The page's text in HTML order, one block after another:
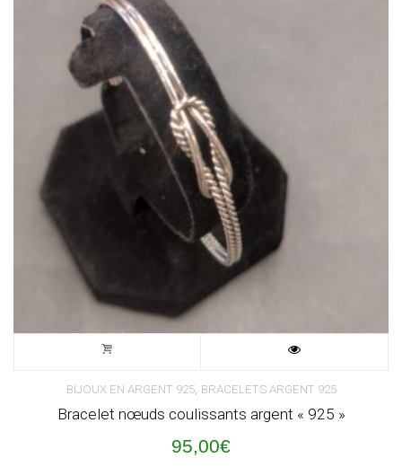
BIJOUX EN ARGENT 925, BRACELETS ARGENT 925
Bracelet nœuds coulissants argent « 925 »
95,00€